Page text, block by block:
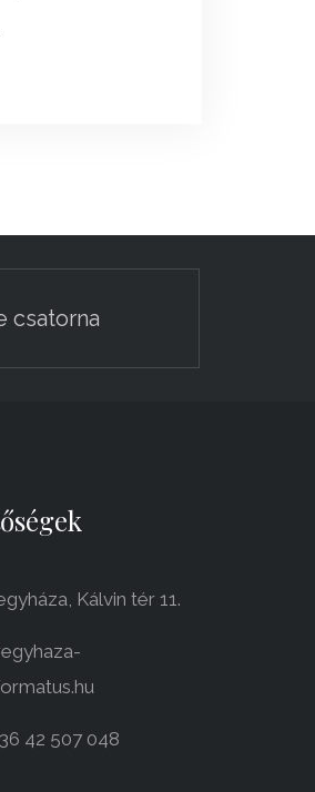
csatorna
Kálvin tér 11.
42 507 048